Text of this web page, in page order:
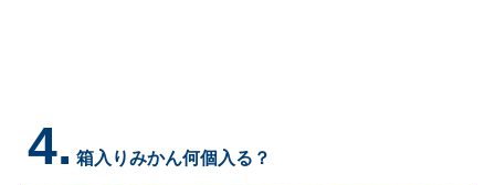
4. 箱入りみかん何個入る？